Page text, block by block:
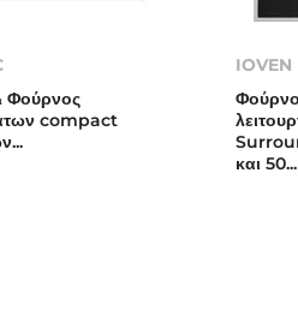
Φούρνος
compact
IOVEN
και 50...